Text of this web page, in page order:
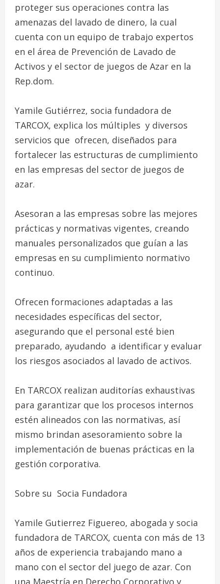
proteger sus operaciones contra las
amenazas del lavado de dinero, la cual
cuenta con un equipo de trabajo expertos
en el área de Prevención de Lavado de
Activos y el sector de juegos de Azar en la
Rep.dom.
Yamile Gutiérrez, socia fundadora de
TARCOX, explica los múltiples y diversos
servicios que ofrecen, diseñados para
fortalecer las estructuras de cumplimiento
en las empresas del sector de juegos de
azar.
Asesoran a las empresas sobre las mejores
prácticas y normativas vigentes, creando
manuales personalizados que guían a las
empresas en su cumplimiento normativo
continuo.
Ofrecen formaciones adaptadas a las
necesidades específicas del sector,
asegurando que el personal esté bien
preparado, ayudando a identificar y evaluar
los riesgos asociados al lavado de activos.
En TARCOX realizan auditorías exhaustivas
para garantizar que los procesos internos
estén alineados con las normativas, así
mismo brindan asesoramiento sobre la
implementación de buenas prácticas en la
gestión corporativa.
Sobre su Socia Fundadora
Yamile Gutierrez Figuereo, abogada y socia
fundadora de TARCOX, cuenta con más de 13
años de experiencia trabajando mano a
mano con el sector del juego de azar. Con
una Maestría en Derecho Corporativo y